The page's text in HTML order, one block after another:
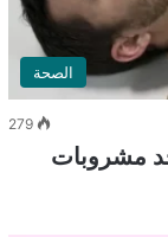
الصحة
279
مشروبات